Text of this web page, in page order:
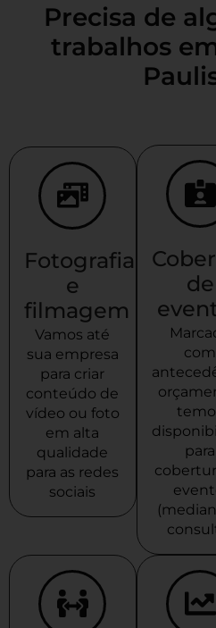
Precisa de
trabalhos
Fotografia
e
filmagem
Vamos até
sua empresa
para criar
conteúdo de
vídeo ou foto
em alta
qualidade
para as redes
sociais
de
com
para